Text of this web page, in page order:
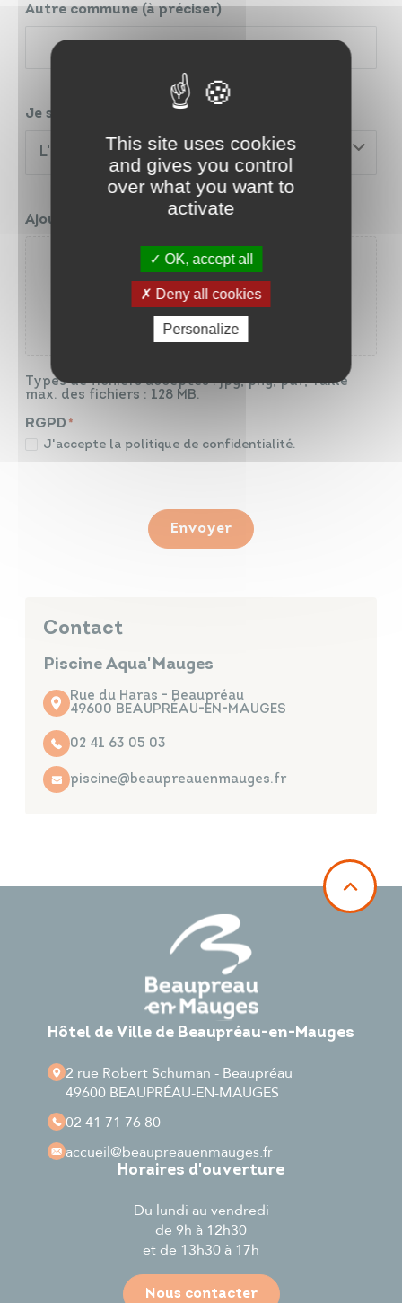
Autre commune (à préciser)
Je souhaite m'inscrire pour :
L'année (223€)
Ajouter un justificatif de domicile
Déposez les fichiers ici ou
Sélectionnez des fichiers
Types de fichiers acceptés : jpg, png, pdf, Taille
max. des fichiers : 128 MB.
RGPD *
J'accepte la politique de confidentialité.
Envoyer
Contact
Piscine Aqua'Mauges
Rue du Haras - Beaupréau
49600 BEAUPRÉAU-EN-MAUGES
02 41 63 05 03
piscine@beaupreauenmauges.fr
Hôtel de Ville de Beaupréau-en-Mauges
2 rue Robert Schuman - Beaupréau
49600 BEAUPRÉAU-EN-MAUGES
02 41 71 76 80
accueil@beaupreauenmauges.fr
Horaires d'ouverture
Du lundi au vendredi
de 9h à 12h30
et de 13h30 à 17h
Nous contacter
This site uses cookies
and gives you control
over what you want to
activate
OK, accept all
Deny all cookies
Personalize